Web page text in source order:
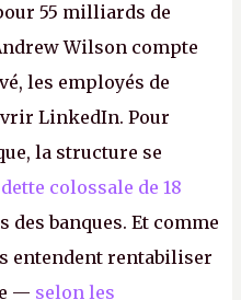
55 milliards de
Wilson compte
les employés de
LinkedIn. Pour
la structure se
colossale de 18
des banques. Et comme
entendent rentabiliser
— selon les